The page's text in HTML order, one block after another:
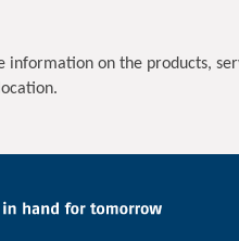
information on the products,